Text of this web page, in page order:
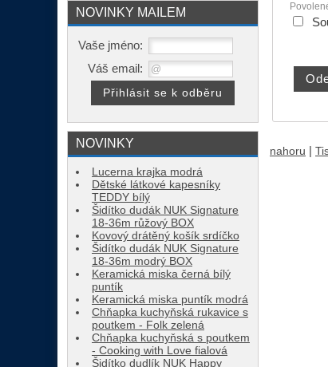
nahoru
NOVINKY MAILEM
Vaše jméno:
Váš email:
NOVINKY
Lucerna krajka modrá
Dětské látkové kapesníky
TEDDY bílý
Šidítko dudák NUK Signature
18-36m růžový BOX
Kovový drátěný košík srdíčko
Šidítko dudák NUK Signature
18-36m modrý BOX
Keramická miska černá bílý
puntík
Keramická miska puntík modrá
Chňapka kuchyňská rukavice s
poutkem - Folk zelená
Chňapka kuchyňská s poutkem
- Cooking with Love fialová
Šidítko dudlík NUK Happy